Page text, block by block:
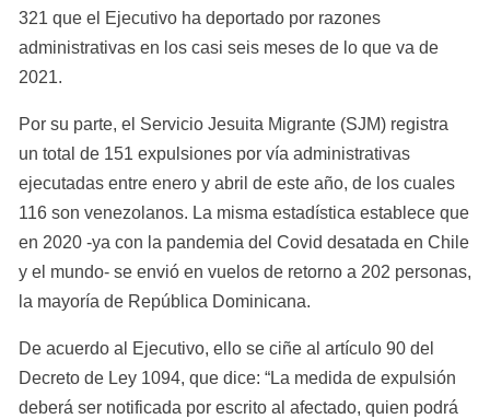
321 que el Ejecutivo ha deportado por razones
administrativas en los casi seis meses de lo que va de
2021.
Por su parte, el Servicio Jesuita Migrante (SJM) registra
un total de 151 expulsiones por vía administrativas
ejecutadas entre enero y abril de este año, de los cuales
116 son venezolanos. La misma estadística establece que
en 2020 -ya con la pandemia del Covid desatada en Chile
y el mundo- se envió en vuelos de retorno a 202 personas,
la mayoría de República Dominicana.
De acuerdo al Ejecutivo, ello se ciñe al artículo 90 del
Decreto de Ley 1094, que dice: “La medida de expulsión
deberá ser notificada por escrito al afectado, quien podrá